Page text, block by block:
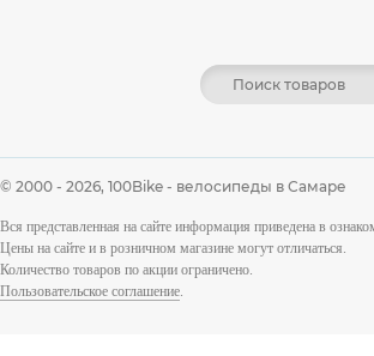
© 2000 - 2026, 100Bike - велосипеды в Самаре
Вся представленная на сайте информация приведена в
Цены на сайте и в розничном магазине могут отличаться.
Количество товаров по акции ограничено.
Пользовательское соглашение.